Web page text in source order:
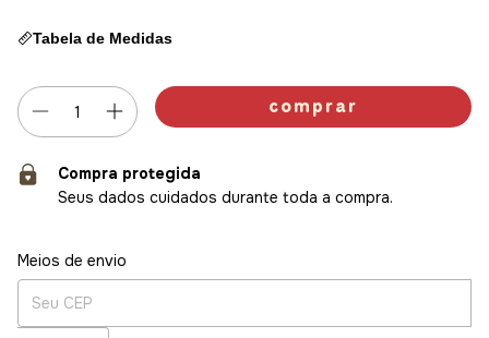
Tabela de Medidas
Compra protegida
Seus dados cuidados durante toda a compra.
Entregas para o CEP:
Meios de envio